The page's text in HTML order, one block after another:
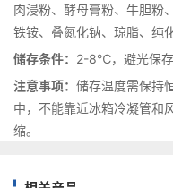
肉浸粉、酵母膏粉、牛胆粉
铁铵、叠氮化钠、琼脂、纯
储存条件： 2-8℃，避光保存
注意事项： 储存温度需保持
中，不能靠近冰箱冷凝管和
缩。